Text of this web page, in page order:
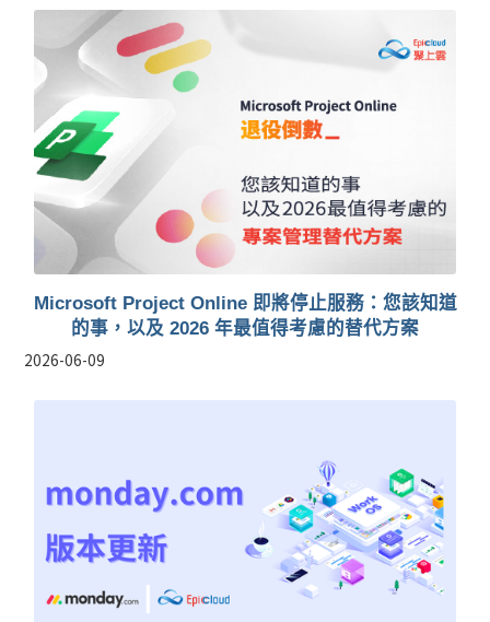
Microsoft Project Online 即將停止服務：您該知道
的事，以及 2026 年最值得考慮的替代方案
2026-06-09